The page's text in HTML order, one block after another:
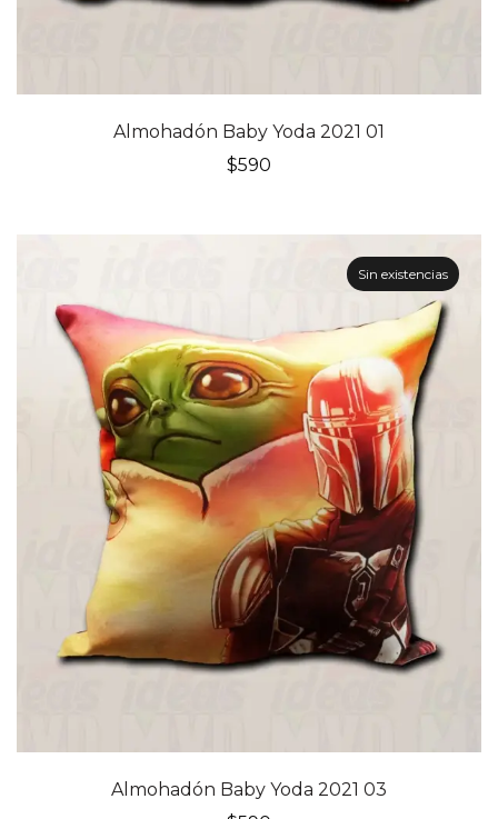
Almohadón Baby Yoda 2021 01
$590
Sin existencias
Almohadón Baby Yoda 2021 03